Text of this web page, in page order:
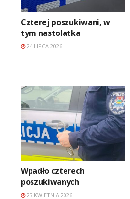
Czterej poszukiwani, w
tym nastolatka
24 LIPCA 2026
Wpadło czterech
poszukiwanych
27 KWIETNIA 2026